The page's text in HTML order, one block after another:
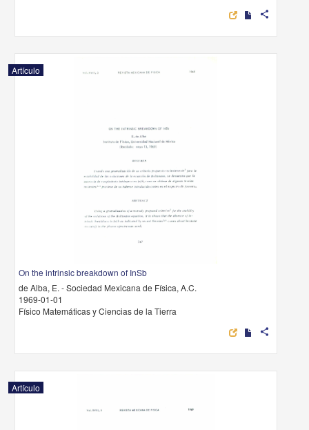
share
Artículo
On the intrinsic breakdown of InSb
de Alba, E. - Sociedad Mexicana de Física, A.C.
1969-01-01
Físico Matemáticas y Ciencias de la Tierra
share
Artículo